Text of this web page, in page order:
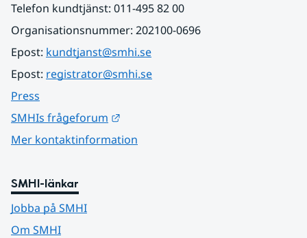
Telefon kundtjänst: 011-495 82 00
Organisationsnummer: 202100-0696
Epost: kundtjanst@smhi.se
Epost: registrator@smhi.se
Press
SMHIs frågeforum
Mer kontaktinformation
SMHI-länkar
Jobba på SMHI
Om SMHI